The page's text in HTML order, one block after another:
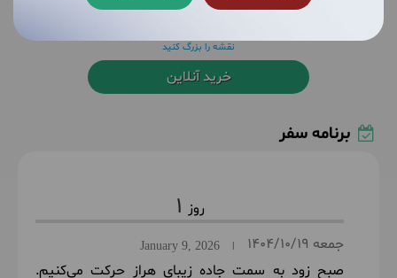
نقشه را بزرگ کنید
خرید آنلاین
برنامه سفر
1
جمعه 1404/10/19
January 9, 2026
صبح زود به سمت جاده زیبای هراز حرکت می‌کنیم.